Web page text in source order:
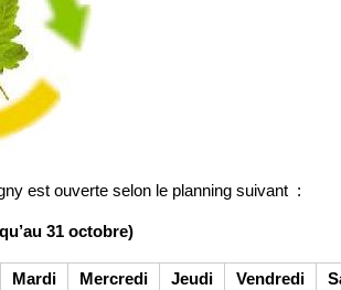
est ouverte selon le planning suivant :
31 octobre)
Mardi Mercredi Jeudi Vendredi